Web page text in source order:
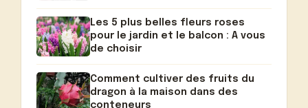
Les 5 plus belles fleurs roses
pour le jardin et le balcon : A vous
de choisir
Comment cultiver des fruits du
dragon à la maison dans des
conteneurs